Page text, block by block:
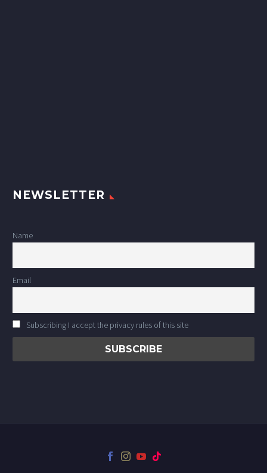
NEWSLETTER
Name
Email
Subscribing I accept the privacy rules of this site